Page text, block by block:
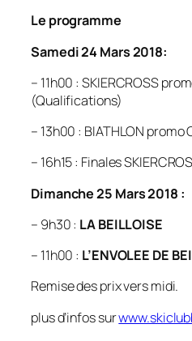
Le programme
Samedi 24 Mars 2018:
– 11h00 : SKIERCROSS
(Qualifications)
– 13h00 : BIATHLON promo
– 16h15 : Finales
Dimanche 25 Mars 2018 :
– 9h30 : LA BEILLOISE
– 11h00 : L’ENVOLEE DE
Remise des prix vers midi.
plus d’infos sur